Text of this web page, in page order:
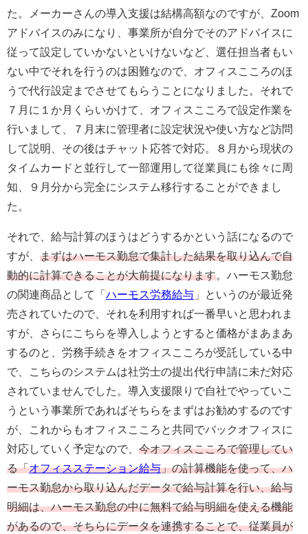
た。メーカーさんの導入支援は結構高額なのですが、Zoom
アドバイスのみになり、事業所が自分でそのアドバイスに
従って設定していかないといけないなど、選任担当者もい
ない中でそれを行うのは困難なので、オフィスこころのほ
うで代行設定までさせてもらうことになりました。それで
７月に１か月くらいかけて、オフィスこころで設定作業を
行いまして、７月末に管理者に設定状況や使い方など訪問
して説明、その後はチャット応答で対応。８月から現状の
タイムカードと並行して一部運用して従業員にも徐々に周
知、９月分から完全にシステム移行することができまし
た。
それで、給与計算のほうはどうするかという話になるので
すが、 まずはハーモス勤怠で集計した結果を取り込んで自
動的に計算できることが大前提になります 。ハーモス勤怠
の関連商品として「 ハーモス労務給与 」というのが最近発
売されていたので、それを利用すれば一番早いと思われま
すが、さらにこちらを導入しようとすると価格がまあまあ
するのと、労務手続きをオフィスこころが受託している中
で、こちらのシステムは社労士の提出代行申請に未だ対応
されていませんでした。導入支援限りで自社でやっていこ
うという事業所であればそちらをまずはお勧めするのです
が、これからもオフィスこころと共同でバックオフィスに
対応していく予定なので、 今オフィスこころで管理してい
る「オフィスステーション給与」の計算機能を使って、ハ
ーモス勤怠から取り込んだデータで給与計算を行い、給与
明細は、ハーモス勤怠の中に無料で給与明細を使える機能
があるので、そちらにデータを連携することで、従業員が